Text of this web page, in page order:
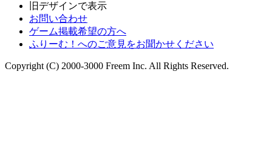
旧デザインで表示
お問い合わせ
ゲーム掲載希望の方へ
ふりーむ！へのご意見をお聞かせください
Copyright (C) 2000-3000 Freem Inc. All Rights Reserved.